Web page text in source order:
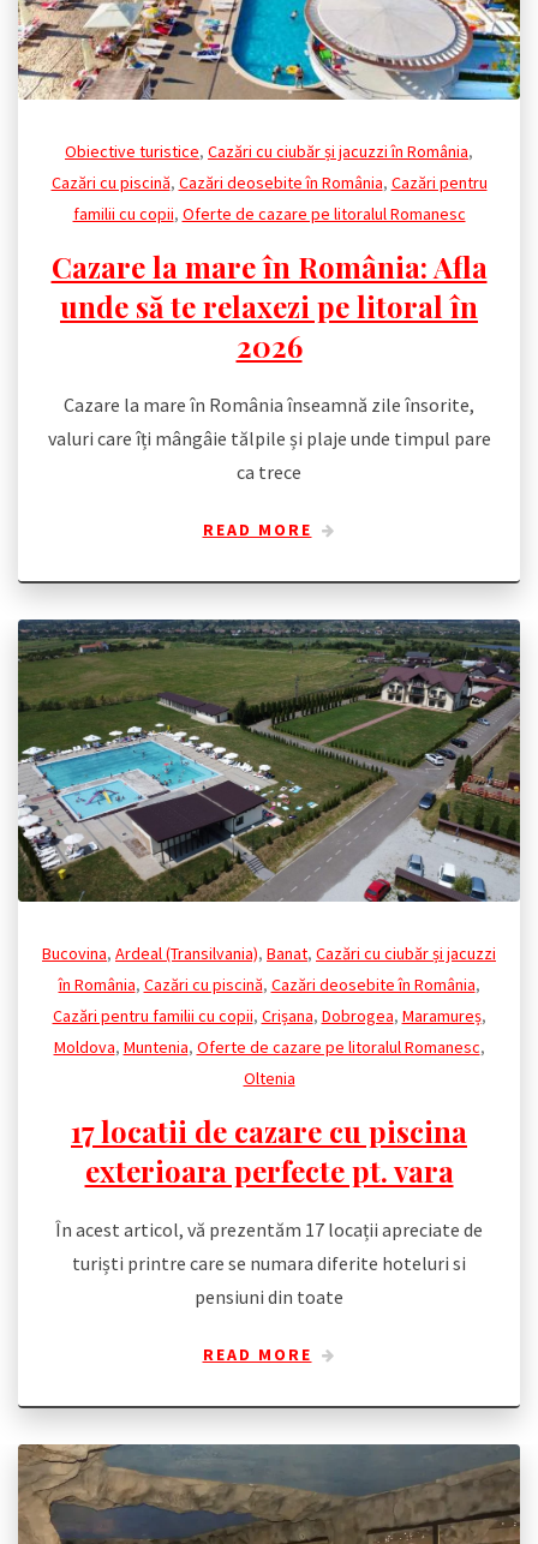
Obiective turistice, Cazări cu ciubăr și jacuzzi în România,
Cazări cu piscină, Cazări deosebite în România, Cazări pentru
familii cu copii, Oferte de cazare pe litoralul Romanesc
Cazare la mare în România: Afla
unde să te relaxezi pe litoral în
2026
Cazare la mare în România înseamnă zile însorite,
valuri care îți mângâie tălpile și plaje unde timpul pare
ca trece
READ MORE
Bucovina, Ardeal (Transilvania), Banat, Cazări cu ciubăr și jacuzzi
în România, Cazări cu piscină, Cazări deosebite în România,
Cazări pentru familii cu copii, Crișana, Dobrogea, Maramureș,
Moldova, Muntenia, Oferte de cazare pe litoralul Romanesc,
Oltenia
17 locatii de cazare cu piscina
exterioara perfecte pt. vara
În acest articol, vă prezentăm 17 locații apreciate de
turiști printre care se numara diferite hoteluri si
pensiuni din toate
READ MORE